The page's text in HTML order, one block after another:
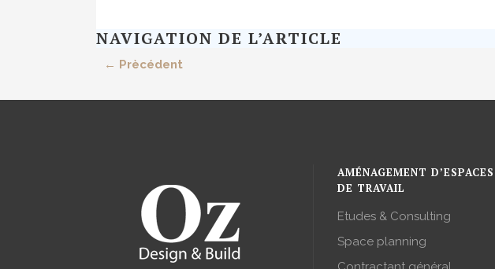
NAVIGATION DE L’ARTICLE
← Prècédent
AMÉNAGEMENT D’ESPACES
DE TRAVAIL
Etudes & Consulting
Space planning